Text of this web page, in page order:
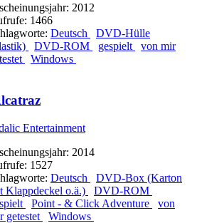
2012
1466
Deutsch
DVD-Hülle
DVD-ROM gespielt
von mir
Windows
Entertainment
2014
1527
Deutsch
DVD-Box (Karton
Klappdeckel o.ä.)
DVD-ROM
Point - & Click Adventure
von
getestet
Windows